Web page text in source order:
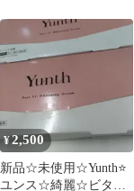
¥2,500
新品☆未使用☆Yunth⭐️
ユンス☆綺麗☆ビタミ